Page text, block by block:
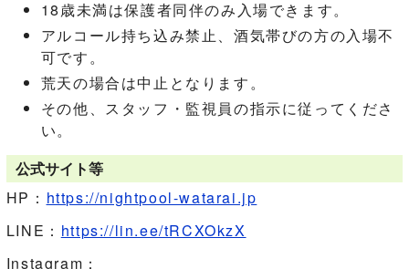
18歳未満は保護者同伴のみ入場できます。
アルコール持ち込み禁止、酒気帯びの方の入場不
可です。
荒天の場合は中止となります。
その他、スタッフ・監視員の指示に従ってくださ
い。
公式サイト等
HP： https://nightpool-watarai.jp
LINE： https://lin.ee/tRCXOkzX
Instagram：